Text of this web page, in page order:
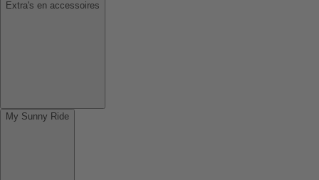
Extra's en accessoires
My Sunny Ride